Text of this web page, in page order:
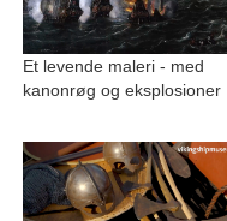
Et levende maleri - med
kanonrøg og eksplosioner